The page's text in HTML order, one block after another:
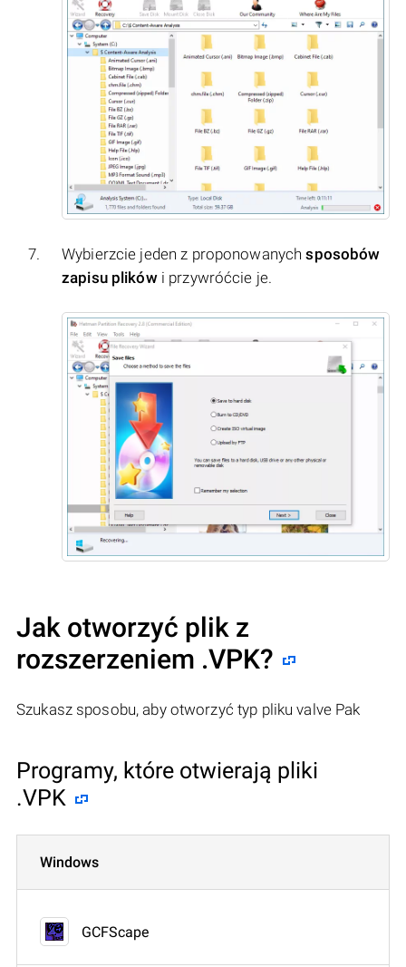
Wybierzcie jeden z proponowanychsposobów
zapisu plikówi przywróćcie je.
Jak otworzyć plik z
rozszerzeniem .VPK?
Szukasz sposobu, aby otworzyć typ pliku valve Pak
Programy, które otwierają pliki
.VPK
Windows
GCFScape